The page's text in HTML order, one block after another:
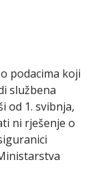
podacima koji
službena
od 1. svibnja,
ni rješenje o